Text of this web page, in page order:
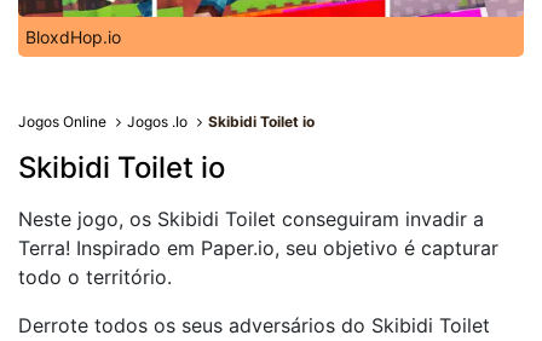
BloxdHop.io
Jogos Online Jogos .Io Skibidi Toilet io
Skibidi Toilet io
Neste jogo, os Skibidi Toilet conseguiram invadir a
Terra! Inspirado em Paper.io, seu objetivo é capturar
todo o território.
Derrote todos os seus adversários do Skibidi Toilet